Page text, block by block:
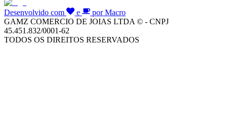
Desenvolvido com e
por Macro
GAMZ COMERCIO DE JOIAS LTDA © - CNPJ
45.451.832/0001-62
TODOS OS DIREITOS RESERVADOS